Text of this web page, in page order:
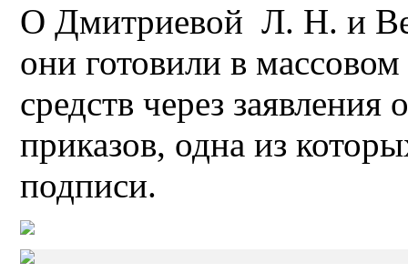
О Дмитриевой Л. Н. и
они готовили в
средств через
приказов, одна из
подписи.